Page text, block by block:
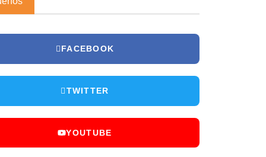
FACEBOOK
TWITTER
YOUTUBE